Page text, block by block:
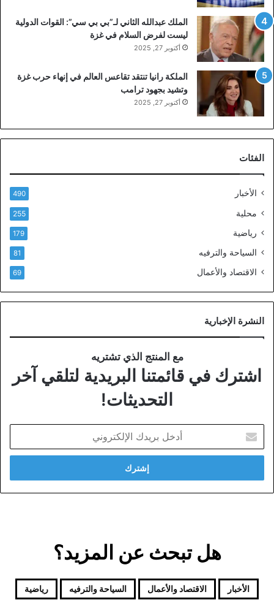
الملك عبدالله الثاني لـ”بي بي سي”: القوات الدولية
ليست لفرض السلام في غزة
أكتوبر 27, 2025
الملكة رانيا تنتقد تقاعس العالم في إنهاء حرب غزة
وتشيد بجهود ترامب
أكتوبر 27, 2025
الفئات
الأخبار 490
محلية 255
رياضية 179
السياحة والترفيه 81
الاقتصاد والأعمال 69
النشرة الإخبارية
مع المنتج الذي تشتريه
اشترك في قائمتنا البريدية لتلقي آخر
التحديثات!
بريدك
الإلكتروني
هل تبحث عن المزيد؟
الأخبار الاقتصاد والأعمال السياحة والترفيه رياضية